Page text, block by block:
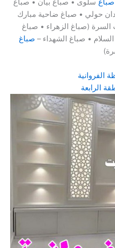
صباغ سلوى • صباغ بيان • صباغ
حولي • صباغ ضاحية مبارك
السرة (صباغ الزهراء • صباغ
• صباغ الشهداء – صباغ
الفروانية
الرابعة